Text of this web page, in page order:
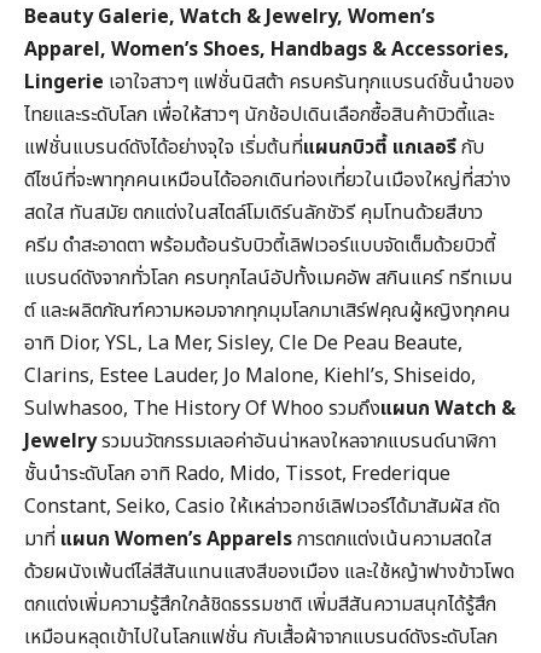
Beauty Galerie, Watch & Jewelry, Women’s
Apparel, Women’s Shoes, Handbags & Accessories,
Lingerie เอาใจสาวๆ แฟชั่นนิสต้า ครบครันทุกแบรนด์ชั้นนำของ
ไทยและระดับโลก เพื่อให้สาวๆ นักช้อปเดินเลือกซื้อสินค้าบิวตี้และ
แฟชั่นแบรนด์ดังได้อย่างจุใจ เริ่มต้นที่แผนกบิวตี้ แกเลอรีกับ
ดีไซน์ที่จะพาทุกคนเหมือนได้ออกเดินท่องเที่ยวในเมืองใหญ่ที่สว่าง
สดใส ทันสมัย ตกแต่งในสไตล์โมเดิร์นลักชัวรี คุมโทนด้วยสีขาว
ครีม ดำสะอาดตา พร้อมต้อนรับบิวตี้เลิฟเวอร์แบบจัดเต็มด้วยบิวตี้
แบรนด์ดังจากทั่วโลก ครบทุกไลน์อัปทั้งเมคอัพ สกินแคร์ ทรีทเมน
ต์ และผลิตภัณฑ์ความหอมจากทุกมุมโลกมาเสิร์ฟคุณผู้หญิงทุกคน
อาทิ Dior, YSL, La Mer, Sisley, Cle De Peau Beaute,
Clarins, Estee Lauder, Jo Malone, Kiehl’s, Shiseido,
Sulwhasoo, The History Of Whoo รวมถึงแผนก Watch &
Jewelryรวมนวัตกรรมเลอค่าอันน่าหลงใหลจากแบรนด์นาฬิกา
ชั้นนำระดับโลก อาทิ Rado, Mido, Tissot, Frederique
Constant, Seiko, Casio ให้เหล่าวอทช์เลิฟเวอร์ได้มาสัมผัส ถัด
มาที่ แผนก Women’s Apparelsการตกแต่งเน้นความสดใส
ด้วยผนังเพ้นต์ไล่สีสันแทนแสงสีของเมือง และใช้หญ้าฟางข้าวโพด
ตกแต่งเพิ่มความรู้สึกใกล้ชิดธรรมชาติ เพิ่มสีสันความสนุกได้รู้สึก
เหมือนหลุดเข้าไปในโลกแฟชั่น กับเสื้อผ้าจากแบรนด์ดังระดับโลก